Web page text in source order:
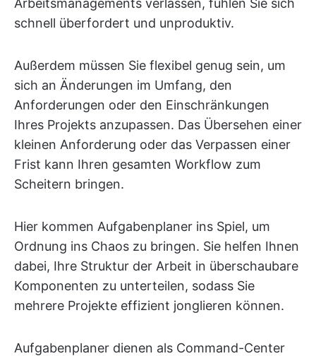
Arbeitsmanagements verlassen, fühlen Sie sich
schnell überfordert und unproduktiv.
Außerdem müssen Sie flexibel genug sein, um
sich an Änderungen im Umfang, den
Anforderungen oder den Einschränkungen
Ihres Projekts anzupassen. Das Übersehen einer
kleinen Anforderung oder das Verpassen einer
Frist kann Ihren gesamten Workflow zum
Scheitern bringen.
Hier kommen Aufgabenplaner ins Spiel, um
Ordnung ins Chaos zu bringen. Sie helfen Ihnen
dabei, Ihre Struktur der Arbeit in überschaubare
Komponenten zu unterteilen, sodass Sie
mehrere Projekte effizient jonglieren können.
Aufgabenplaner dienen als Command-Center